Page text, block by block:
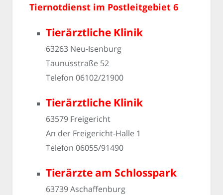
Tiernotdienst im Postleitgebiet 6
Tierärztliche Klinik
63263 Neu-Isenburg
Taunusstraße 52
Telefon 06102/21900
Tierärztliche Klinik
63579 Freigericht
An der Freigericht-Halle 1
Telefon 06055/91490
Tierärzte am Schlosspark
63739 Aschaffenburg